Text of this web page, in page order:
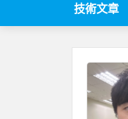
技術文章